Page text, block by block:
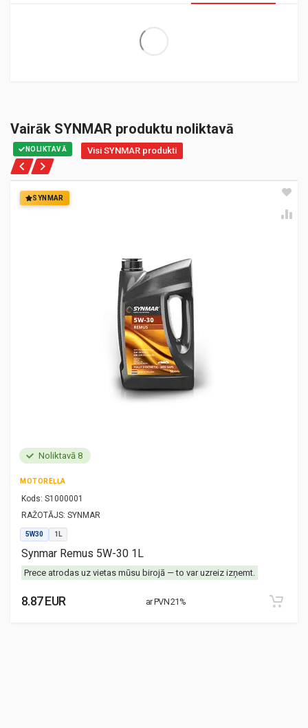
Extra Large
Vairāk SYNMAR produktu noliktavā
NOLIKTAVĀ Visi SYNMAR produkti
SYNMAR
Noliktavā 8
MOTOREĻĻA
Kods: S1000001
RAŽOTĀJS: SYNMAR
5W30 1L
Synmar Remus 5W-30 1L
Prece atrodas uz vietas mūsu birojā — to var uzreiz izņemt.
8.87 EUR ar PVN 21%